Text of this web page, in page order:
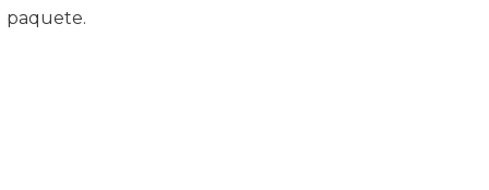
paquete.